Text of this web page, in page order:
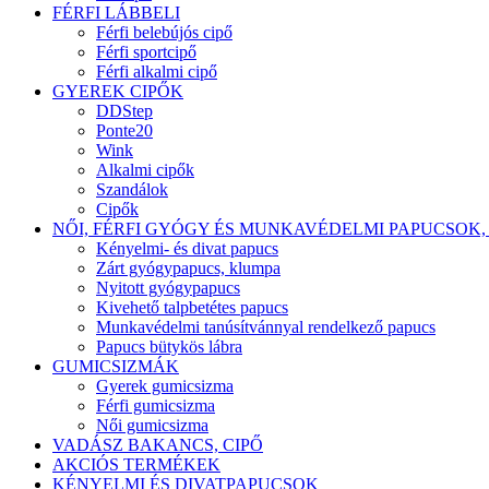
FÉRFI LÁBBELI
Férfi belebújós cipő
Férfi sportcipő
Férfi alkalmi cipő
GYEREK CIPŐK
DDStep
Ponte20
Wink
Alkalmi cipők
Szandálok
Cipők
NŐI, FÉRFI GYÓGY ÉS MUNKAVÉDELMI PAPUCSOK,
Kényelmi- és divat papucs
Zárt gyógypapucs, klumpa
Nyitott gyógypapucs
Kivehető talpbetétes papucs
Munkavédelmi tanúsítvánnyal rendelkező papucs
Papucs bütykös lábra
GUMICSIZMÁK
Gyerek gumicsizma
Férfi gumicsizma
Női gumicsizma
VADÁSZ BAKANCS, CIPŐ
AKCIÓS TERMÉKEK
KÉNYELMI ÉS DIVATPAPUCSOK